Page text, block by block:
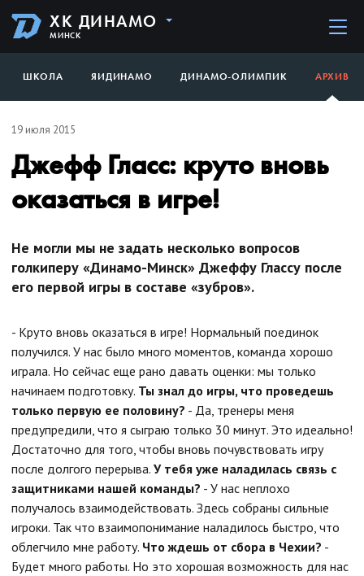
ХК ДИНАМО
МИНСК
ШКОЛА ЯИДИНАМО ДИНАМО-ОЛИМПИК АРХИВ
19 июля 2015
Джефф Гласс: круто вновь
оказаться в игре!
Не могли мы не задать несколько вопросов
голкиперу «Динамо-Минск» Джеффу Глассу после
его первой игры в составе «зубров».
- Круто вновь оказаться в игре! Нормальный поединок
получился. У нас было много моментов, команда хорошо
играла. Но сейчас еще рано давать оценки: мы только
начинаем подготовку. Ты знал до игры, что проведешь
только первую ее половину? - Да, тренеры меня
предупредили, что я сыграю только 30 минут. Это идеально!
Достаточно для того, чтобы вновь почувствовать игру
после долгого перерыва. У тебя уже наладилась связь с
защитниками нашей команды? - У нас неплохо
получалось взаимодействовать. Здесь собраны сильные
игроки. Так что взаимопонимание наладилось быстро, что
облегчило мне работу. Что ждешь от сбора в Чехии? -
Будет много работы. Но это хорошая возможность для нас